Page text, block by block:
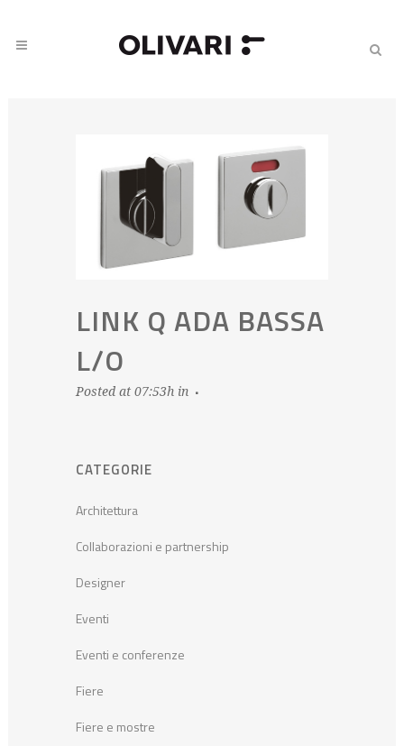
LINK Q ADA BASSA
L/O
Posted at 07:53h in
CATEGORIE
Architettura
Collaborazioni e partnership
Designer
Eventi
Eventi e conferenze
Fiere
Fiere e mostre